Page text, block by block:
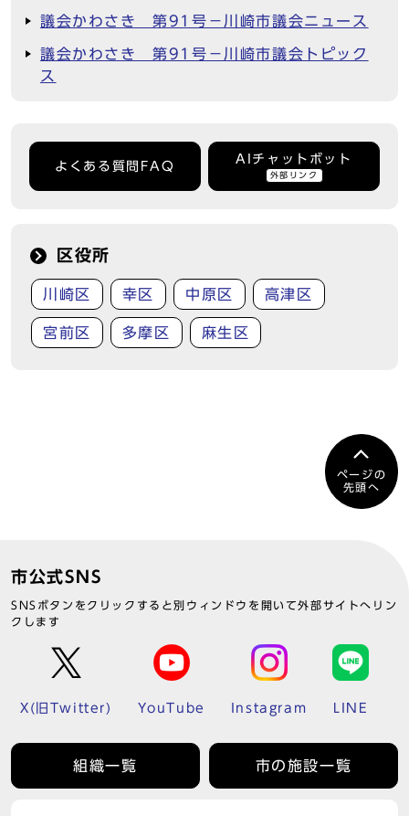
議会かわさき 第91号－川崎市議会ニュース
議会かわさき 第91号－川崎市議会トピック
ス
よくある質問FAQ
AIチャットボット
外部リンク
区役所
川崎区 幸区 中原区 高津区
宮前区 多摩区 麻生区
ページの
先頭へ
市公式SNS
SNSボタンをクリックすると別ウィンドウを開いて外部サイトへリン
クします
X(旧Twitter) YouTube Instagram LINE
組織一覧 市の施設一覧